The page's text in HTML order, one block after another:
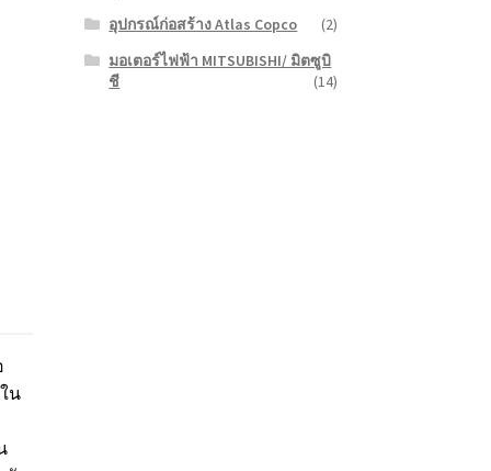
น
อุปกรณ์ก่อสร้าง Atlas Copco
(2)
มอเตอร์ไฟฟ้า MITSUBISHI/ มิตซูบิ
ชี
(14)